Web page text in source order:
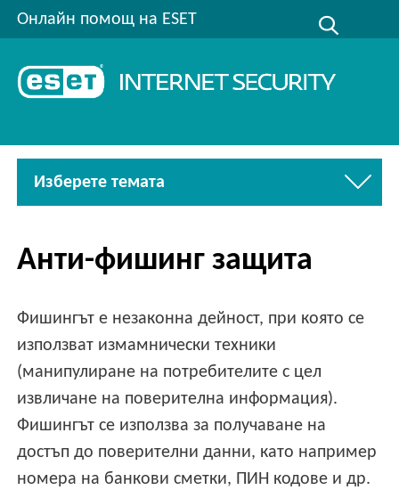
Онлайн помощ на ESET
Изберете темата
Анти-фишинг защита
Фишингът е незаконна дейност, при която се
използват измамнически техники
(манипулиране на потребителите с цел
извличане на поверителна информация).
Фишингът се използва за получаване на
достъп до поверителни данни, като например
номера на банкови сметки, ПИН кодове и др.